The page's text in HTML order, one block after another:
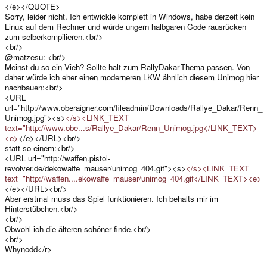
</e></QUOTE>
Sorry, leider nicht. Ich entwickle komplett in Windows, habe derzeit kein
Linux auf dem Rechner und würde ungern halbgaren Code rausrücken
zum selberkompilieren.<br/>
<br/>
@matzesu: <br/>
Meinst du so ein Vieh? Sollte halt zum RallyDakar-Thema passen. Von
daher würde ich eher einen moderneren LKW ähnlich diesem Unimog hier
nachbauen:<br/>
<URL
url="http://www.oberaigner.com/fileadmin/Downloads/Rallye_Dakar/Renn_
Unimog.jpg"><s></s><LINK_TEXT
text="http://www.obe...s/Rallye_Dakar/Renn_Unimog.jpg</LINK_TEXT>
<e></e></URL><br/>
statt so einem:<br/>
<URL url="http://waffen.pistol-
revolver.de/dekowaffe_mauser/unimog_404.gif"><s></s><LINK_TEXT
text="http://waffen....ekowaffe_mauser/unimog_404.gif</LINK_TEXT><e>
</e></URL><br/>
Aber erstmal muss das Spiel funktionieren. Ich behalts mir im
Hinterstübchen.<br/>
<br/>
Obwohl ich die älteren schöner finde.<br/>
<br/>
Whynodd</r>